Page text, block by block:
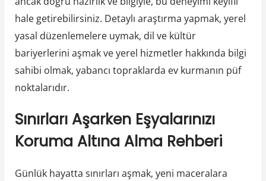
hale getirebilirsiniz. Detaylı araştırma yapmak, yerel
yasal düzenlemelere uymak, dil ve kültür
bariyerlerini aşmak ve yerel hizmetler hakkında bilgi
sahibi olmak, yabancı topraklarda ev kurmanın püf
noktalarıdır.
Sınırları Aşarken Eşyalarınızı
Koruma Altına Alma Rehberi
Günlük hayatta sınırları aşmak, yeni maceralara